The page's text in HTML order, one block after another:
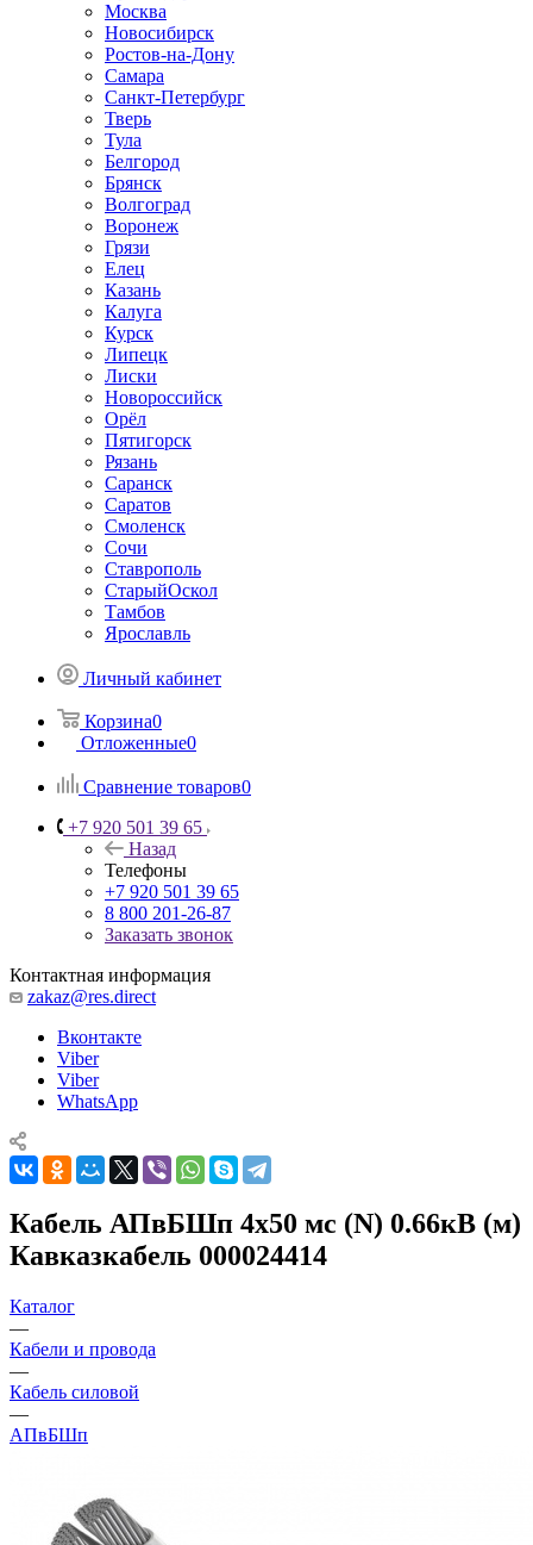
Москва
Новосибирск
Ростов-на-Дону
Самара
Санкт-Петербург
Тверь
Тула
Белгород
Брянск
Волгоград
Воронеж
Грязи
Елец
Казань
Калуга
Курск
Липецк
Лиски
Новороссийск
Орёл
Пятигорск
Рязань
Саранск
Саратов
Смоленск
Сочи
Ставрополь
СтарыйОскол
Тамбов
Ярославль
Личный кабинет
Корзина0
Отложенные0
Сравнение товаров0
+7 920 501 39 65
Назад
Телефоны
+7 920 501 39 65
8 800 201-26-87
Заказать звонок
Контактная информация
zakaz@res.direct
Вконтакте
Viber
Viber
WhatsApp
Кабель АПвБШп 4х50 мс (N) 0.66кВ (м)
Кавказкабель 000024414
Каталог
—
Кабели и провода
—
Кабель силовой
—
АПвБШп